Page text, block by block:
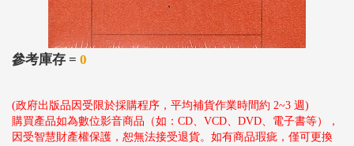
參考庫存 = 0
(政府出版品因受限於採購程序，平均補貨作業時間約 2~3 週)
購買產品如為數位影音商品（如：CD、VCD、DVD、電子書等），
因受智慧財產權保護，恕無法接受退貨。如有商品瑕疵，僅可更換